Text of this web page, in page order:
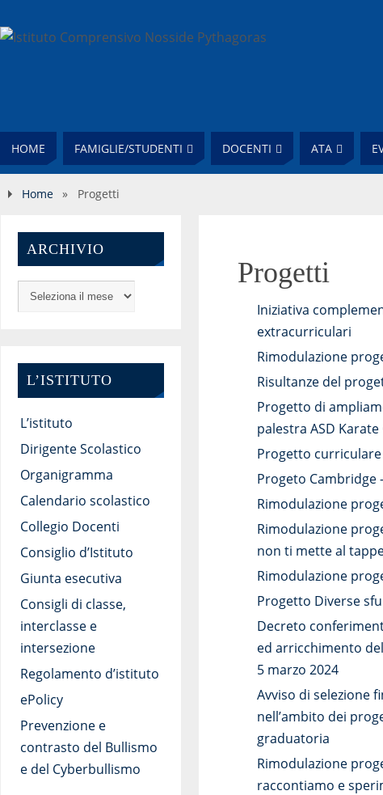
HOME FAMIGLIE/STUDENTI DOCENTI ATA
Home » Progetti
Progetti
Iniziativa
extracurriculari
Rimodulazione
Risultanze del
Progetto di
palestra ASD
Progetto
Progeto Cambridge
Rimodulazione
Rimodulazione
non ti mette al
Rimodulazione
Progetto Diverse
Decreto
ed arricchimento
5 marzo 2024
Avviso di selezione
nell’ambito dei
graduatoria
Rimodulazione
raccontiamo e
ARCHIVIO
L’ISTITUTO
L’istituto
Dirigente Scolastico
Organigramma
Calendario scolastico
Collegio Docenti
Consiglio d’Istituto
Giunta esecutiva
Consigli di classe,
interclasse e
intersezione
Regolamento d’istituto
ePolicy
Prevenzione e
contrasto del Bullismo
e del Cyberbullismo